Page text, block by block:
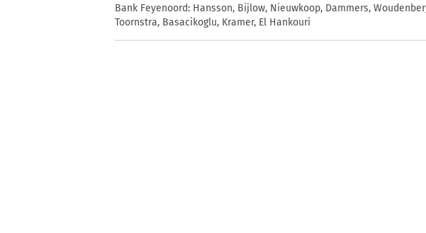
Bank Feyenoord: Hansson, Bijlow, Nieuwkoop, Dammers,
Toornstra, Basacikoglu, Kramer, El Hankouri